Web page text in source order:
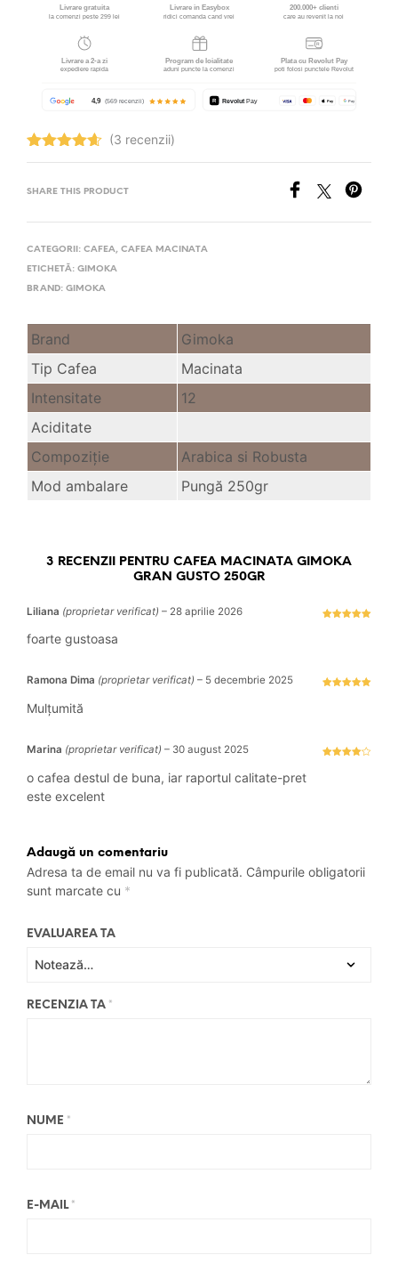
Evaluat la
din 5
(3 recenzii)
SHARE THIS PRODUCT
CATEGORII: CAFEA, CAFEA MACINATA
ETICHETĂ: GIMOKA
BRAND: GIMOKA
Brand
Gimoka
Tip Cafea
Macinata
Intensitate
12
Aciditate
Compoziție
Arabica si Robusta
Mod ambalare
Pungă 250gr
3 RECENZII PENTRU CAFEA MACINATA GIMOKA
GRAN GUSTO 250GR
Liliana (proprietar verificat) – 28 aprilie 2026
foarte gustoasa
Ramona Dima (proprietar verificat) – 5 decembrie 2025
Mulțumită
Marina (proprietar verificat) – 30 august 2025
o cafea destul de buna, iar raportul calitate-pret
este excelent
Adaugă un comentariu
Adresa ta de email nu va fi publicată. Câmpurile obligatorii
sunt marcate cu *
EVALUAREA TA
RECENZIA TA *
NUME *
E-MAIL *